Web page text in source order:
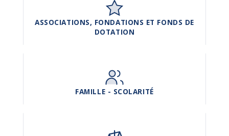
ASSOCIATIONS, FONDATIONS ET FONDS DE
DOTATION
FAMILLE - SCOLARITÉ